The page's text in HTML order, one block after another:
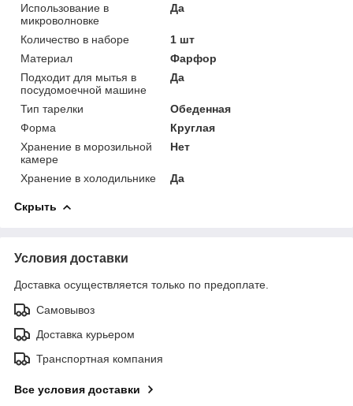
Использование в
микроволновке
Да
Количество в наборе
1 шт
Материал
Фарфор
Подходит для мытья в
посудомоечной машине
Да
Тип тарелки
Обеденная
Форма
Круглая
Хранение в морозильной
камере
Нет
Хранение в холодильнике Да
Скрыть
Условия доставки
Доставка осуществляется только по предоплате.
Самовывоз
Доставка курьером
Транспортная компания
Все условия доставки